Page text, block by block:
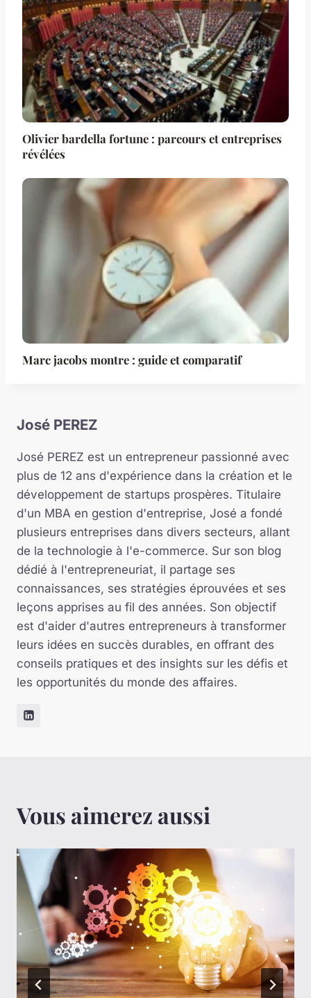
Olivier bardella fortune : parcours et entreprises
révélées
Marc jacobs montre : guide et comparatif
José PEREZ
José PEREZ est un entrepreneur passionné avec
plus de 12 ans d'expérience dans la création et le
développement de startups prospères. Titulaire
d'un MBA en gestion d'entreprise, José a fondé
plusieurs entreprises dans divers secteurs, allant
de la technologie à l'e-commerce. Sur son blog
dédié à l'entrepreneuriat, il partage ses
connaissances, ses stratégies éprouvées et ses
leçons apprises au fil des années. Son objectif
est d'aider d'autres entrepreneurs à transformer
leurs idées en succès durables, en offrant des
conseils pratiques et des insights sur les défis et
les opportunités du monde des affaires.
Vous aimerez aussi